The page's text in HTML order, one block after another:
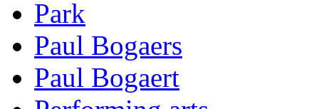
Park
Paul Bogaers
Paul Bogaert